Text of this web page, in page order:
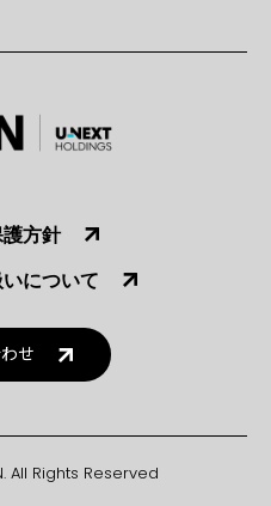
方針
について
せ
All Rights Reserved